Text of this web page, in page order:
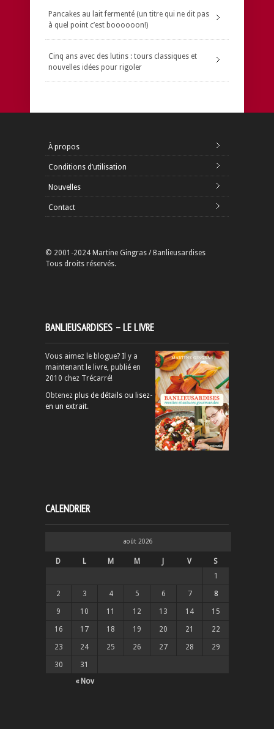
Pancakes au lait fermenté (un titre qui ne dit pas
à quel point c’est boooooon!)
Cinq ans avec des lutins : tours classiques et
nouvelles idées pour rigoler
À propos
Conditions d’utilisation
Nouvelles
Contact
© 2001-2024 Martine Gingras / Banlieusardises
Tous droits réservés.
BANLIEUSARDISES – LE LIVRE
Vous aimez le blogue? Il y a
maintenant le livre, publié en
2010 chez Trécarré!
Obtenez plus de détails ou lisez-
en un extrait.
CALENDRIER
août 2026
D L M M J V S
« Nov
1
2 3 4 5 6 7 8
9 10 11 12 13 14 15
16 17 18 19 20 21 22
23 24 25 26 27 28 29
30 31